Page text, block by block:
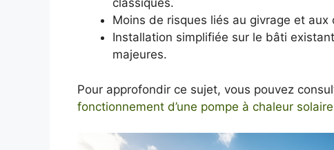
classiques.
Moins de risques liés au givrage et aux
Installation simplifiée sur le bâti
majeures.
Pour approfondir ce sujet, vous pouvez
fonctionnement d’une pompe à chaleur